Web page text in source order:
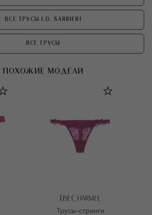
ВСЕ ТРУСЫ I.D. SARRIERI
ВСЕ ТРУСЫ
ПОХОЖИЕ МОДЕЛИ
Трусы-стринги